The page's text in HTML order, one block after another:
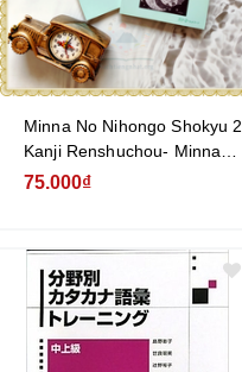
Minna No Nihongo Shokyu 2
Kanji Renshuchou- Minna
No Nihongo Sơ cấp 2 sách
75.000₫